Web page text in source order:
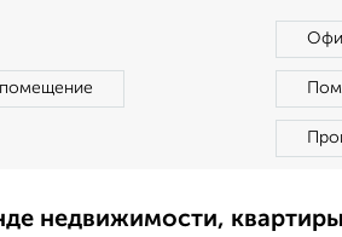
недвижимости,